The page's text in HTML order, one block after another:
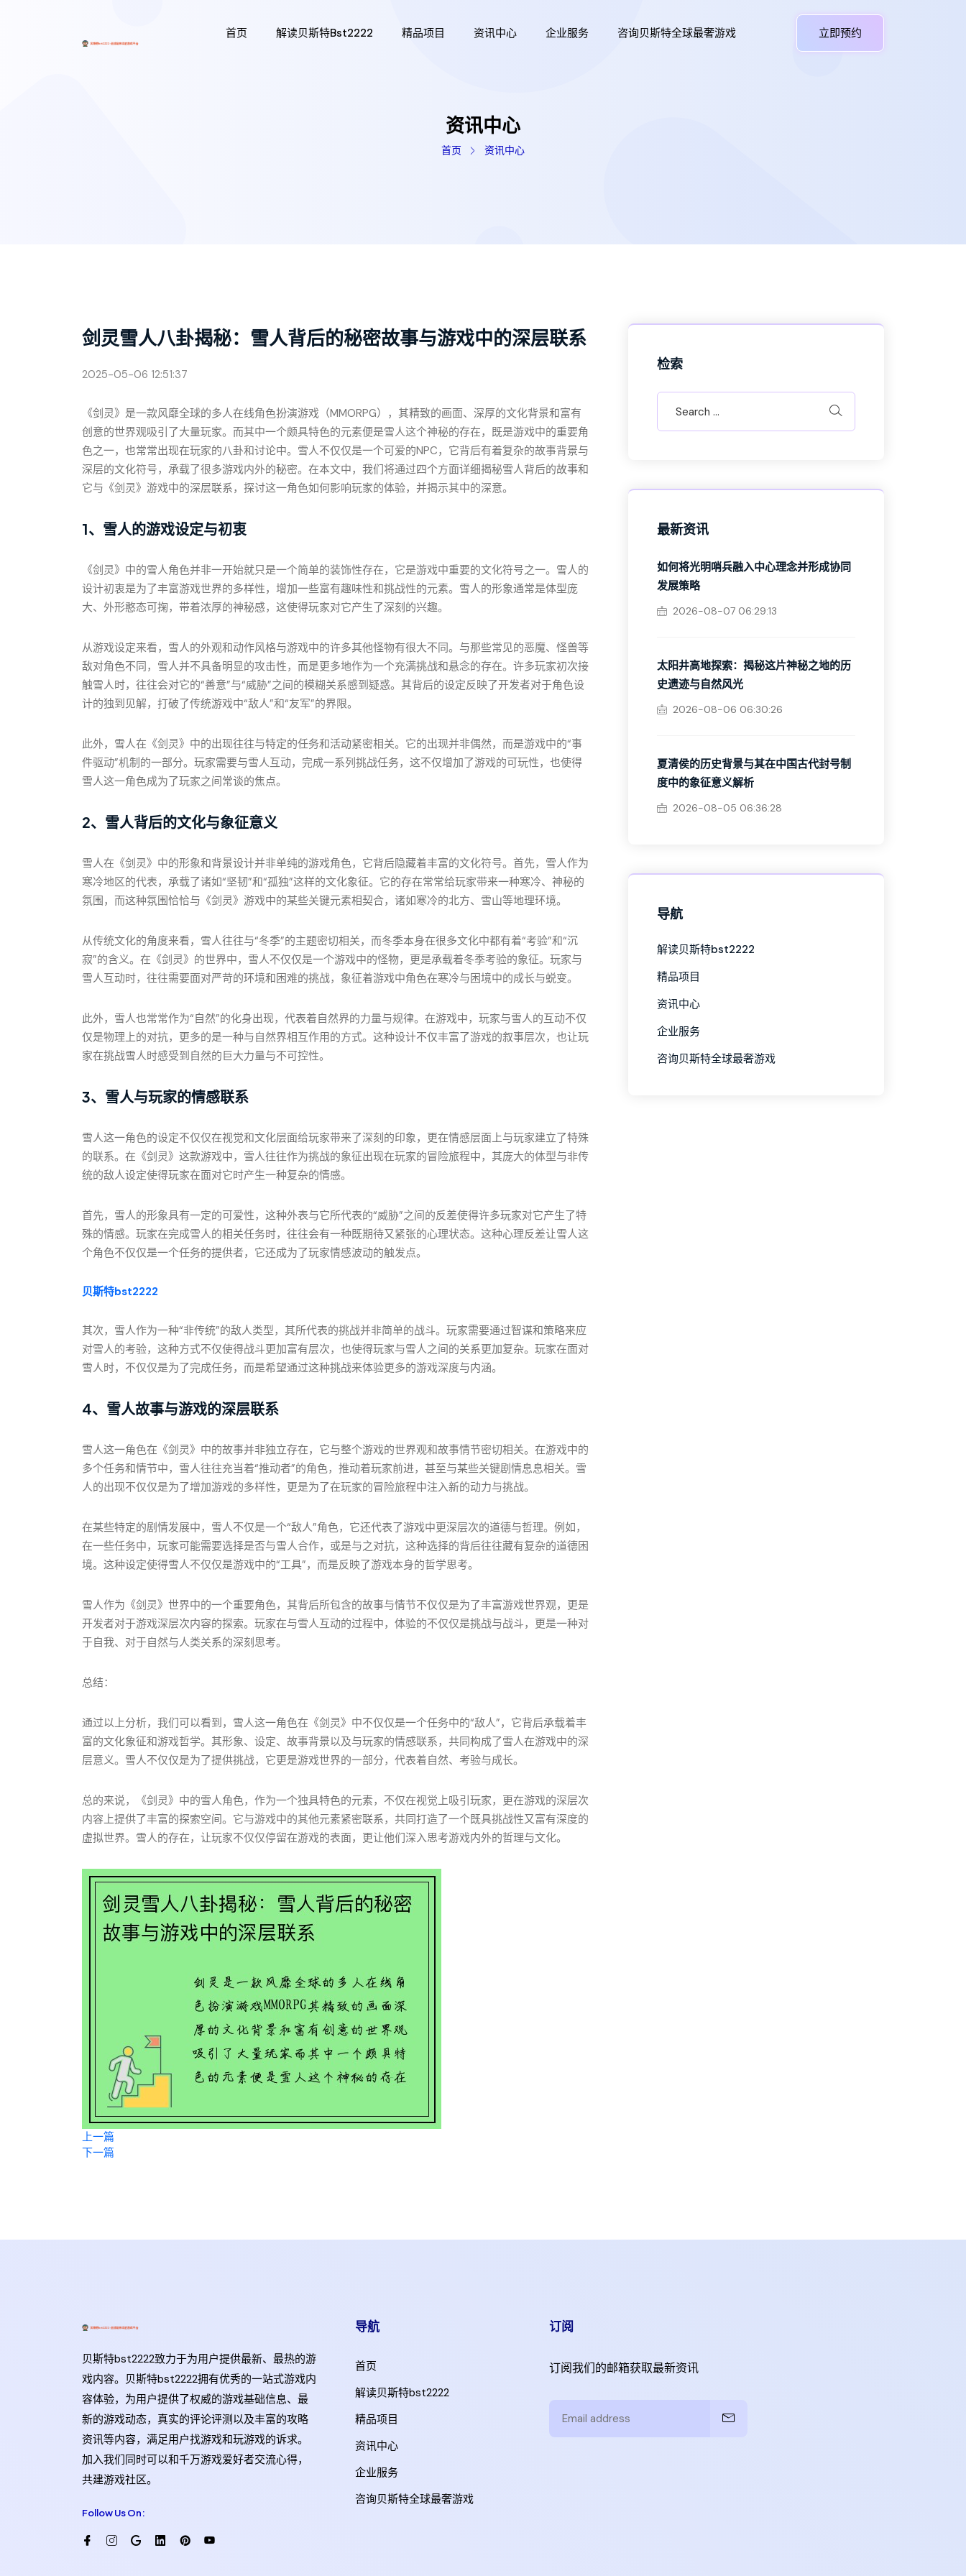
首页 解读贝斯特bst2222 精品项目 资讯中心 企业服务 咨询贝斯特全球最奢游戏 立即预约
资讯中心
首页 资讯中心
剑灵雪人八卦揭秘：雪人背后的秘密故事与游戏中的深层联系
2025-05-06 12:51:37
《剑灵》是一款风靡全球的多人在线角色扮演游戏（MMORPG），其精致的画面、深厚的文化背景和富有
创意的世界观吸引了大量玩家。而其中一个颇具特色的元素便是雪人这个神秘的存在，既是游戏中的重要角
色之一，也常常出现在玩家的八卦和讨论中。雪人不仅仅是一个可爱的NPC，它背后有着复杂的故事背景与
深层的文化符号，承载了很多游戏内外的秘密。在本文中，我们将通过四个方面详细揭秘雪人背后的故事和
它与《剑灵》游戏中的深层联系，探讨这一角色如何影响玩家的体验，并揭示其中的深意。
1、雪人的游戏设定与初衷
《剑灵》中的雪人角色并非一开始就只是一个简单的装饰性存在，它是游戏中重要的文化符号之一。雪人的
设计初衷是为了丰富游戏世界的多样性，增加一些富有趣味性和挑战性的元素。雪人的形象通常是体型庞
大、外形憨态可掬，带着浓厚的神秘感，这使得玩家对它产生了深刻的兴趣。
从游戏设定来看，雪人的外观和动作风格与游戏中的许多其他怪物有很大不同。与那些常见的恶魔、怪兽等
敌对角色不同，雪人并不具备明显的攻击性，而是更多地作为一个充满挑战和悬念的存在。许多玩家初次接
触雪人时，往往会对它的“善意”与“威胁”之间的模糊关系感到疑惑。其背后的设定反映了开发者对于角色设
计的独到见解，打破了传统游戏中“敌人”和“友军”的界限。
此外，雪人在《剑灵》中的出现往往与特定的任务和活动紧密相关。它的出现并非偶然，而是游戏中的“事
件驱动”机制的一部分。玩家需要与雪人互动，完成一系列挑战任务，这不仅增加了游戏的可玩性，也使得
雪人这一角色成为了玩家之间常谈的焦点。
2、雪人背后的文化与象征意义
雪人在《剑灵》中的形象和背景设计并非单纯的游戏角色，它背后隐藏着丰富的文化符号。首先，雪人作为
寒冷地区的代表，承载了诸如“坚韧”和“孤独”这样的文化象征。它的存在常常给玩家带来一种寒冷、神秘的
氛围，而这种氛围恰恰与《剑灵》游戏中的某些关键元素相契合，诸如寒冷的北方、雪山等地理环境。
从传统文化的角度来看，雪人往往与“冬季”的主题密切相关，而冬季本身在很多文化中都有着“考验”和“沉
寂”的含义。在《剑灵》的世界中，雪人不仅仅是一个游戏中的怪物，更是承载着冬季考验的象征。玩家与
雪人互动时，往往需要面对严苛的环境和困难的挑战，象征着游戏中角色在寒冷与困境中的成长与蜕变。
此外，雪人也常常作为“自然”的化身出现，代表着自然界的力量与规律。在游戏中，玩家与雪人的互动不仅
仅是物理上的对抗，更多的是一种与自然界相互作用的方式。这种设计不仅丰富了游戏的叙事层次，也让玩
家在挑战雪人时感受到自然的巨大力量与不可控性。
3、雪人与玩家的情感联系
雪人这一角色的设定不仅仅在视觉和文化层面给玩家带来了深刻的印象，更在情感层面上与玩家建立了特殊
的联系。在《剑灵》这款游戏中，雪人往往作为挑战的象征出现在玩家的冒险旅程中，其庞大的体型与非传
统的敌人设定使得玩家在面对它时产生一种复杂的情感。
首先，雪人的形象具有一定的可爱性，这种外表与它所代表的“威胁”之间的反差使得许多玩家对它产生了特
殊的情感。玩家在完成雪人的相关任务时，往往会有一种既期待又紧张的心理状态。这种心理反差让雪人这
个角色不仅仅是一个任务的提供者，它还成为了玩家情感波动的触发点。
贝斯特bst2222
其次，雪人作为一种“非传统”的敌人类型，其所代表的挑战并非简单的战斗。玩家需要通过智谋和策略来应
对雪人的考验，这种方式不仅使得战斗更加富有层次，也使得玩家与雪人之间的关系更加复杂。玩家在面对
雪人时，不仅仅是为了完成任务，而是希望通过这种挑战来体验更多的游戏深度与内涵。
4、雪人故事与游戏的深层联系
雪人这一角色在《剑灵》中的故事并非独立存在，它与整个游戏的世界观和故事情节密切相关。在游戏中的
多个任务和情节中，雪人往往充当着“推动者”的角色，推动着玩家前进，甚至与某些关键剧情息息相关。雪
人的出现不仅仅是为了增加游戏的多样性，更是为了在玩家的冒险旅程中注入新的动力与挑战。
在某些特定的剧情发展中，雪人不仅是一个“敌人”角色，它还代表了游戏中更深层次的道德与哲理。例如，
在一些任务中，玩家可能需要选择是否与雪人合作，或是与之对抗，这种选择的背后往往藏有复杂的道德困
境。这种设定使得雪人不仅仅是游戏中的“工具”，而是反映了游戏本身的哲学思考。
雪人作为《剑灵》世界中的一个重要角色，其背后所包含的故事与情节不仅仅是为了丰富游戏世界观，更是
开发者对于游戏深层次内容的探索。玩家在与雪人互动的过程中，体验的不仅仅是挑战与战斗，更是一种对
于自我、对于自然与人类关系的深刻思考。
总结：
通过以上分析，我们可以看到，雪人这一角色在《剑灵》中不仅仅是一个任务中的“敌人”，它背后承载着丰
富的文化象征和游戏哲学。其形象、设定、故事背景以及与玩家的情感联系，共同构成了雪人在游戏中的深
层意义。雪人不仅仅是为了提供挑战，它更是游戏世界的一部分，代表着自然、考验与成长。
总的来说，《剑灵》中的雪人角色，作为一个独具特色的元素，不仅在视觉上吸引玩家，更在游戏的深层次
内容上提供了丰富的探索空间。它与游戏中的其他元素紧密联系，共同打造了一个既具挑战性又富有深度的
虚拟世界。雪人的存在，让玩家不仅仅停留在游戏的表面，更让他们深入思考游戏内外的哲理与文化。
上一篇
下一篇
检索
最新资讯
如何将光明哨兵融入中心理念并形成协同
发展策略
2026-08-07 06:29:13
太阳井高地探索：揭秘这片神秘之地的历
史遗迹与自然风光
2026-08-06 06:30:26
夏清侯的历史背景与其在中国古代封号制
度中的象征意义解析
2026-08-05 06:36:28
导航
解读贝斯特bst2222
精品项目
资讯中心
企业服务
咨询贝斯特全球最奢游戏
贝斯特bst2222致力于为用户提供最新、最热的游
戏内容。贝斯特bst2222拥有优秀的一站式游戏内
容体验，为用户提供了权威的游戏基础信息、最
新的游戏动态，真实的评论评测以及丰富的攻略
资讯等内容，满足用户找游戏和玩游戏的诉求。
加入我们同时可以和千万游戏爱好者交流心得，
共建游戏社区。
Follow Us On:
导航
首页
解读贝斯特bst2222
精品项目
资讯中心
企业服务
咨询贝斯特全球最奢游戏
订阅
订阅我们的邮箱获取最新资讯